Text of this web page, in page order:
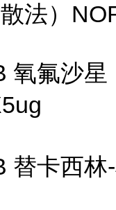
法）
氧氟沙星
替卡西林